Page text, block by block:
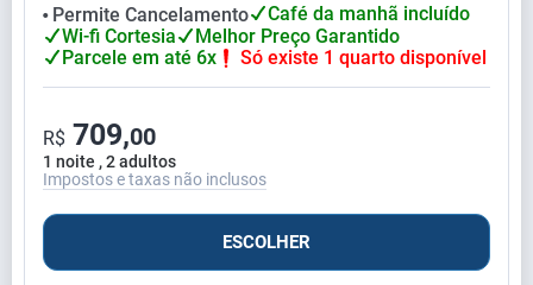
⬤ Permite Cancelamento
Café da manhã incluído
Wi-fi Cortesia
Melhor Preço Garantido
Parcele em até 6x
Só existe 1 quarto disponível
1 noite , 2 adultos
R$ 709,00
Impostos e taxas não inclusos
ESCOLHER